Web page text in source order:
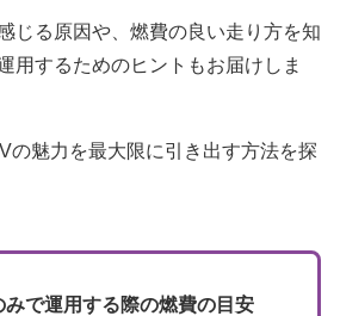
じる原因や、燃費の良い走り方を知
用するためのヒントもお届けしま
の魅力を最大限に引き出す方法を探
みで運用する際の燃費の目安